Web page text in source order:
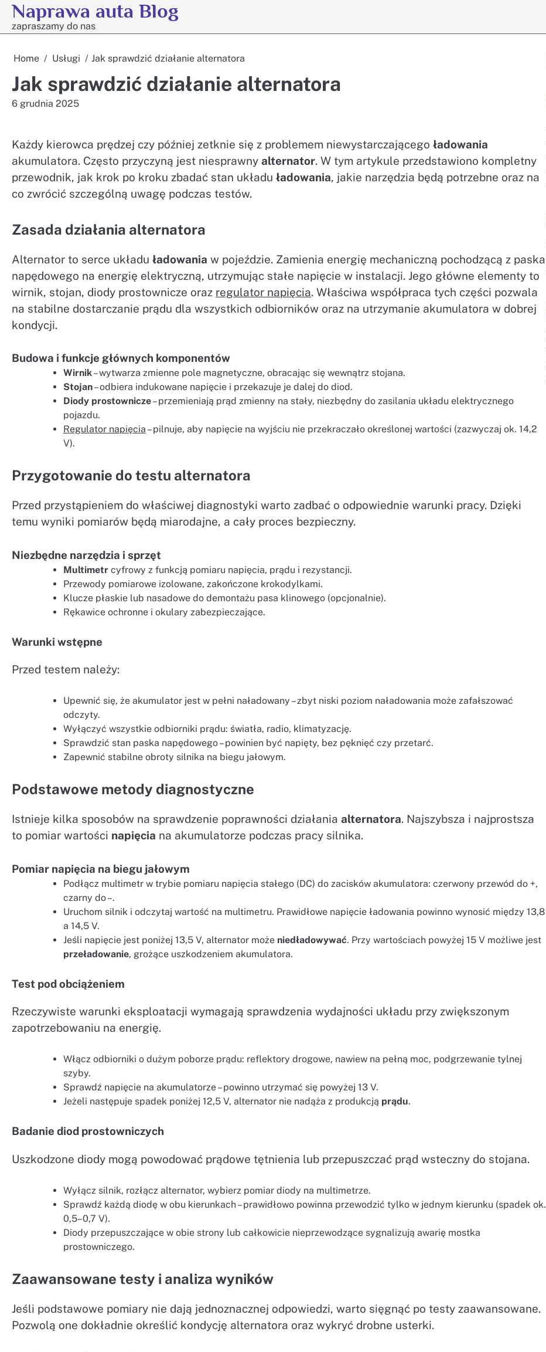
Skip
content
Naprawa auta Blog
zapraszamy do nas
Home Usługi Jak sprawdzić działanie alternatora
Jak sprawdzić działanie alternatora
6 grudnia 2025
Każdy kierowca prędzej czy później zetknie się z problemem niewystarczającego ładowania
akumulatora. Często przyczyną jest niesprawny alternator. W tym artykule przedstawiono kompletny
przewodnik, jak krok po kroku zbadać stan układu ładowania, jakie narzędzia będą potrzebne oraz na
co zwrócić szczególną uwagę podczas testów.
Zasada działania alternatora
Alternator to serce układu ładowania w pojeździe. Zamienia energię mechaniczną pochodzącą z paska
napędowego na energię elektryczną, utrzymując stałe napięcie w instalacji. Jego główne elementy to
wirnik, stojan, diody prostownicze oraz regulator napięcia. Właściwa współpraca tych części pozwala
na stabilne dostarczanie prądu dla wszystkich odbiorników oraz na utrzymanie akumulatora w dobrej
kondycji.
Budowa i funkcje głównych komponentów
Wirnik– wytwarza zmienne pole magnetyczne, obracając się wewnątrz stojana.
Stojan– odbiera indukowane napięcie i przekazuje je dalej do diod.
Diody prostownicze– przemieniają prąd zmienny na stały, niezbędny do zasilania układu elektrycznego
pojazdu.
Regulator napięcia – pilnuje, aby napięcie na wyjściu nie przekraczało określonej wartości (zazwyczaj ok. 14,2
V).
Przygotowanie do testu alternatora
Przed przystąpieniem do właściwej diagnostyki warto zadbać o odpowiednie warunki pracy. Dzięki
temu wyniki pomiarów będą miarodajne, a cały proces bezpieczny.
Niezbędne narzędzia i sprzęt
Multimetr cyfrowy z funkcją pomiaru napięcia, prądu i rezystancji.
Przewody pomiarowe izolowane, zakończone krokodylkami.
Klucze płaskie lub nasadowe do demontażu pasa klinowego (opcjonalnie).
Rękawice ochronne i okulary zabezpieczające.
Warunki wstępne
Przed testem należy:
Upewnić się, że akumulator jest w pełni naładowany – zbyt niski poziom naładowania może zafałszować
odczyty.
Wyłączyć wszystkie odbiorniki prądu: światła, radio, klimatyzację.
Sprawdzić stan paska napędowego – powinien być napięty, bez pęknięć czy przetarć.
Zapewnić stabilne obroty silnika na biegu jałowym.
Podstawowe metody diagnostyczne
Istnieje kilka sposobów na sprawdzenie poprawności działania alternatora. Najszybsza i najprostsza
to pomiar wartości napięcia na akumulatorze podczas pracy silnika.
Pomiar napięcia na biegu jałowym
Podłącz multimetr w trybie pomiaru napięcia stałego (DC) do zacisków akumulatora: czerwony przewód do +,
czarny do –.
Uruchom silnik i odczytaj wartość na multimetru. Prawidłowe napięcie ładowania powinno wynosić między 13,8
a 14,5 V.
Jeśli napięcie jest poniżej 13,5 V, alternator może niedładowywać. Przy wartościach powyżej 15 V możliwe jest
przeładowanie, grożące uszkodzeniem akumulatora.
Test pod obciążeniem
Rzeczywiste warunki eksploatacji wymagają sprawdzenia wydajności układu przy zwiększonym
zapotrzebowaniu na energię.
Włącz odbiorniki o dużym poborze prądu: reflektory drogowe, nawiew na pełną moc, podgrzewanie tylnej
szyby.
Sprawdź napięcie na akumulatorze – powinno utrzymać się powyżej 13 V.
Jeżeli następuje spadek poniżej 12,5 V, alternator nie nadąża z produkcją prądu.
Badanie diod prostowniczych
Uszkodzone diody mogą powodować prądowe tętnienia lub przepuszczać prąd wsteczny do stojana.
Wyłącz silnik, rozłącz alternator, wybierz pomiar diody na multimetrze.
Sprawdź każdą diodę w obu kierunkach – prawidłowo powinna przewodzić tylko w jednym kierunku (spadek ok.
0,5–0,7 V).
Diody przepuszczające w obie strony lub całkowicie nieprzewodzące sygnalizują awarię mostka
prostowniczego.
Zaawansowane testy i analiza wyników
Jeśli podstawowe pomiary nie dają jednoznacznej odpowiedzi, warto sięgnąć po testy zaawansowane.
Pozwolą one dokładnie określić kondycję alternatora oraz wykryć drobne usterki.